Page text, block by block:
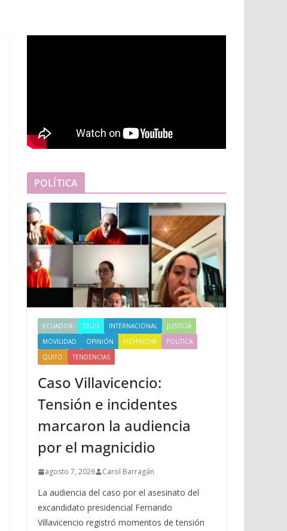
POLÍTICA
ECUADOR EEUU INTERNACIONAL
JUSTICIA
MOVILIDAD
OPINIÓN PICHINCHA
POLITICA
QUITO
TENDENCIAS
Caso Villavicencio:
Tensión e incidentes
marcaron la audiencia
por el magnicidio
agosto 7, 2026 Carol Barragán
La audiencia del caso por el asesinato del
excandidato presidencial Fernando
Villavicencio registró momentos de tensión